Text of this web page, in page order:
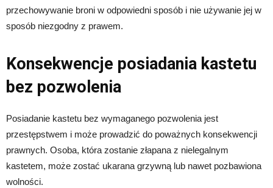
przechowywanie broni w odpowiedni sposób i nie używanie jej w
sposób niezgodny z prawem.
Konsekwencje posiadania kastetu
bez pozwolenia
Posiadanie kastetu bez wymaganego pozwolenia jest
przestępstwem i może prowadzić do poważnych konsekwencji
prawnych. Osoba, która zostanie złapana z nielegalnym
kastetem, może zostać ukarana grzywną lub nawet pozbawiona
wolności.